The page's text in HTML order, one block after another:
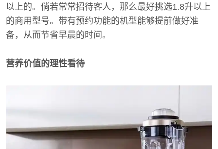
以上的。倘若常常招待客人，那么最好挑选1.8升以上
的商用型号。带有预约功能的机型能够提前做好准
备，从而节省早晨的时间。
营养价值的理性看待